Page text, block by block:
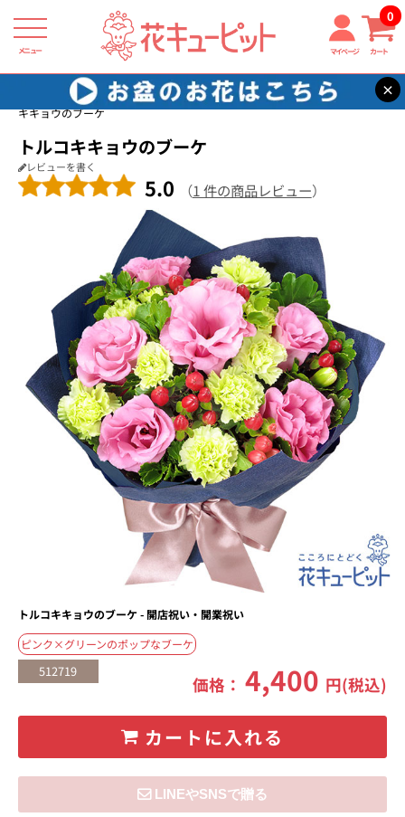
メニュー マイページ カート
0
×
花キューピット 開店祝い・開業祝い
【開店祝い・開業祝い】トルコ
キキョウのブーケ
トルコキキョウのブーケ
レビューを書く
5.0 （1 件の商品レビュー）
トルコキキョウのブーケ - 開店祝い・開業祝い
ピンク×グリーンのポップなブーケ
512719
価格：4,400 円(税込)
カートに入れる